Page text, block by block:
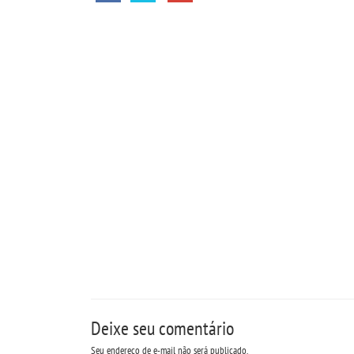
Deixe seu comentário
Seu endereço de e-mail não será publicado.